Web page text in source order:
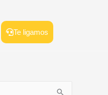
Te ligamos